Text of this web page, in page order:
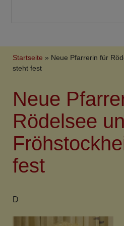
Breadcrumb
Startseite
Neue Pfarrerin für
steht fest
Neue
Rödelsee
fest
D